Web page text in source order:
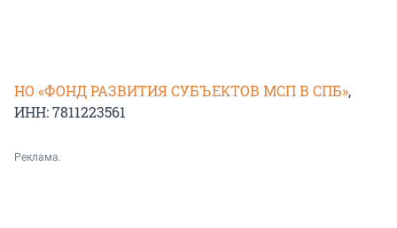
НО «ФОНД РАЗВИТИЯ СУБЪЕКТОВ МСП В СПБ»,
ИНН: 7811223561
Реклама.